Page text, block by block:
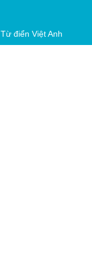
Từ điển Việt Anh